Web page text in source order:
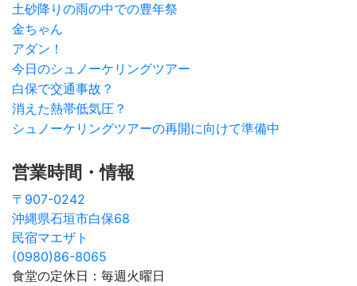
土砂降りの雨の中での豊年祭
金ちゃん
アダン！
今日のシュノーケリングツアー
白保で交通事故？
消えた熱帯低気圧？
シュノーケリングツアーの再開に向けて準備中
営業時間・情報
〒907-0242
沖縄県石垣市白保68
民宿マエザト
(0980)86-8065
食堂の定休日：毎週火曜日